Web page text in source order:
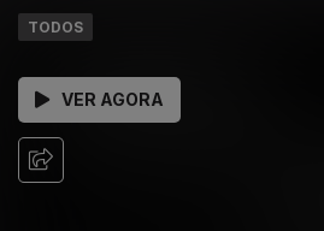
TODOS
VER AGORA